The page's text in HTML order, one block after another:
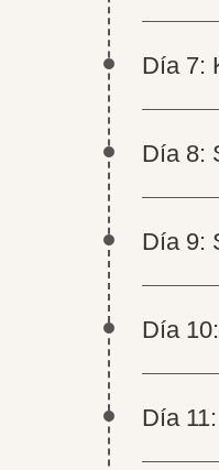
Día 7:
Día 8:
Día 9:
Día
Día